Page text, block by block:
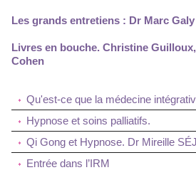
Les grands entretiens : Dr Marc
Livres en bouche. Christine
Cohen
Qu'est-ce que la médecine
Hypnose et soins palliatifs.
Qi Gong et Hypnose. Dr Mireille
Entrée dans l’IRM